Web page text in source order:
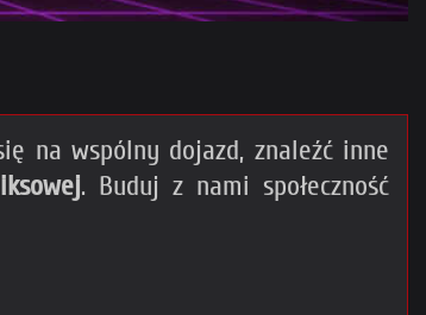
na wspólny dojazd, znaleźć inne
. Buduj z nami społeczność